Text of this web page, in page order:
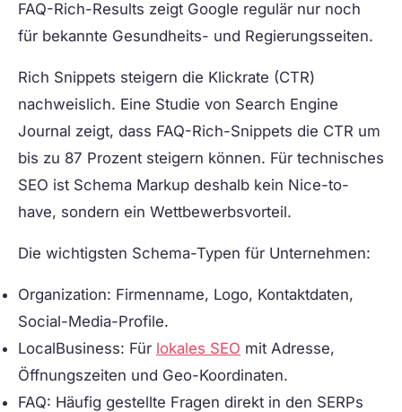
FAQ-Rich-Results zeigt Google regulär nur noch
für bekannte Gesundheits- und Regierungsseiten.
Rich Snippets steigern die Klickrate (CTR)
nachweislich. Eine Studie von Search Engine
Journal zeigt, dass FAQ-Rich-Snippets die CTR um
bis zu 87 Prozent steigern können. Für technisches
SEO ist Schema Markup deshalb kein Nice-to-
have, sondern ein Wettbewerbsvorteil.
Die wichtigsten Schema-Typen für Unternehmen:
Organization: Firmenname, Logo, Kontaktdaten,
Social-Media-Profile.
LocalBusiness: Für lokales SEO mit Adresse,
Öffnungszeiten und Geo-Koordinaten.
FAQ: Häufig gestellte Fragen direkt in den SERPs